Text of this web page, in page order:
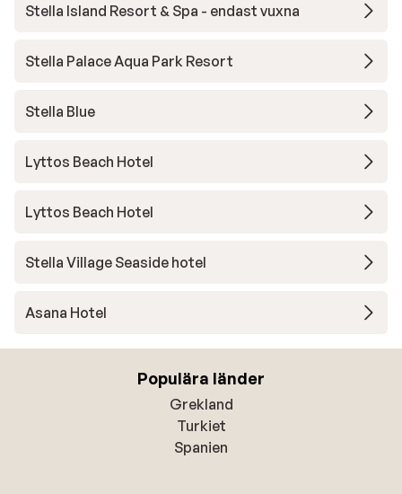
Stella Island Resort & Spa - endast vuxna
Stella Palace Aqua Park Resort
Stella Blue
Lyttos Beach Hotel
Lyttos Beach Hotel
Stella Village Seaside hotel
Asana Hotel
Populära länder
Grekland
Turkiet
Spanien